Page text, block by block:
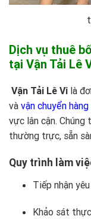
Dịch vụ thuê
tại Vận Tải Lê
Vận Tải Lê Vi là
và vận chuyển
vực lân cận. Chúng
thường trực, sẵn
Quy trình làm
Tiếp nhận
Khảo sát